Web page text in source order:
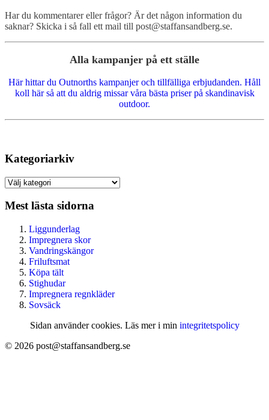
Har du kommentarer eller frågor? Är det någon information du
saknar? Skicka i så fall ett mail till post@staffansandberg.se.
Alla kampanjer på ett ställe
Här hittar du Outnorths kampanjer och tillfälliga erbjudanden. Håll
koll här så att du aldrig missar våra bästa priser på skandinavisk
outdoor.
Kategoriarkiv
Kategoriarkiv
Mest lästa sidorna
Liggunderlag
Impregnera skor
Vandringskängor
Friluftsmat
Köpa tält
Stighudar
Impregnera regnkläder
Sovsäck
Sidan använder cookies. Läs mer i min integritetspolicy
© 2026 post@staffansandberg.se